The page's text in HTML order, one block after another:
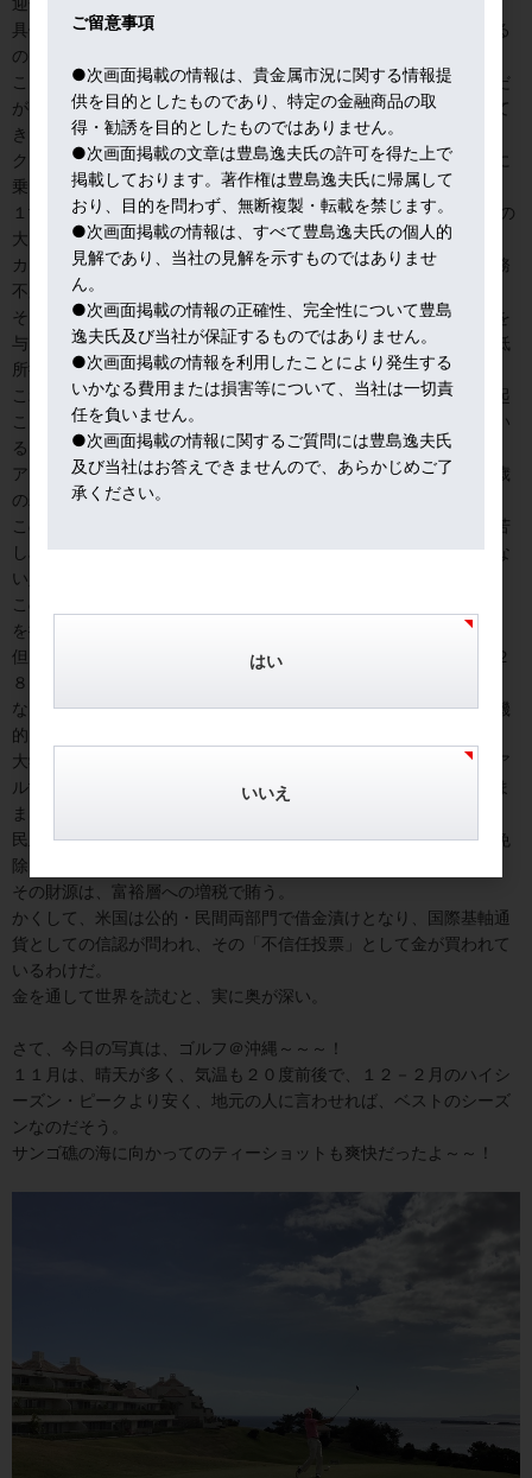
具体的には住宅ローンを提供する金融機関の融資基準を緩めている
のだ。
ここは、サブプライム危機の教訓で、特に厳格化したところなのだ
が、喉元過ぎればなんとやら。票稼ぎのお題目で、またぞろ蘇って
きた。
クレジットカードの債務残高も昨年は過去最高の１兆ドルの大台に
乗り、サブプライム・金融危機時の水準を上回った。
１世帯当たりのカード債務残高は８,３９０ドル。ほぼ１００万円の
大台に近い水準だ。
カード債務残高の全米平均が１万ドルを超えるとデフォルト（債務
不履行）が急激に増加する可能性が指摘されている。
そうなれば、銀行による信用供与の引き締めが、個人消費に打撃を
与えるは必至だ。この関連で市場の話題は、アマゾンが導入した低
所得・低信用の個人向けカードだ。
これまでクレジットカードを持ったことが無い人やデフォルトを起
こしてカードの再発行が出来なくなった人たちを特に対象にしてい
る。
アマゾンのターゲットは、ミレニアル世代と言われる２３－３８歳
の若い世代だ。
この世代の８割は買い物がネット中心だが、学生ローンの返済に苦
しみ、所得も低く、まともにクレジットカードを作ることが出来な
い人が多い。
このターゲットに向け、最長２４か月までの分割払い（金利無し）
を提供。
但し、分割払いが完了できないと、さかのぼって延滞金利が年率２
８％課される。
なお、ここで言及した学生ローンの残高も１．５兆ドルを超え危機
的とされる。
大学の授業料は１９８０年代の倍以上に跳ね上がり、特にミレニア
ル世代が、その返済に苦しみ、結婚、マイホーム購入、子作りもま
まならず、という状況となり、大統領選挙でも支援策が挙げられ、
民主党のエリザベス・ウォーレン候補は既存の学生ローン債務を免
除して、大学無償化を提案している。
その財源は、富裕層への増税で賄う。
かくして、米国は公的・民間両部門で借金漬けとなり、国際基軸通
貨としての信認が問われ、その「不信任投票」として金が買われて
いるわけだ。
金を通して世界を読むと、実に奥が深い。
さて、今日の写真は、ゴルフ＠沖縄～～～！
１１月は、晴天が多く、気温も２０度前後で、１２－２月のハイシ
ーズン・ピークより安く、地元の人に言わせれば、ベストのシーズ
ンなのだそう。
サンゴ礁の海に向かってのティーショットも爽快だったよ～～！
ご留意事項
●次画面掲載の情報は、貴金属市況に関する情報提
供を目的としたものであり、特定の金融商品の取
得・勧誘を目的としたものではありません。
●次画面掲載の文章は豊島逸夫氏の許可を得た上で
掲載しております。著作権は豊島逸夫氏に帰属して
おり、目的を問わず、無断複製・転載を禁じます。
●次画面掲載の情報は、すべて豊島逸夫氏の個人的
見解であり、当社の見解を示すものではありませ
ん。
●次画面掲載の情報の正確性、完全性について豊島
逸夫氏及び当社が保証するものではありません。
●次画面掲載の情報を利用したことにより発生する
いかなる費用または損害等について、当社は一切責
任を負いません。
●次画面掲載の情報に関するご質問には豊島逸夫氏
及び当社はお答えできませんので、あらかじめご了
承ください。
はい
いいえ